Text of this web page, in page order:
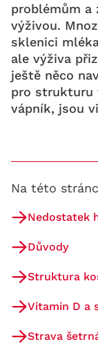
problémům a
výživou.
sklenici
ale výživa
ještě něco
pro strukturu
vápník, jsou
Na této
Nedostatek
Důvody
Struktura
Vitamin D a
Strava